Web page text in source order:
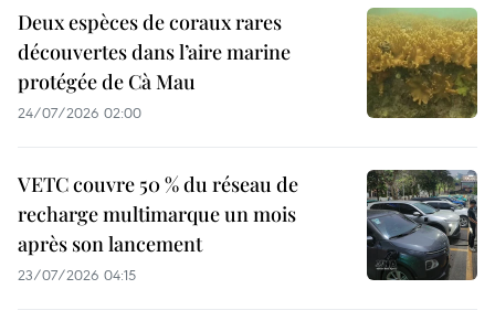
Deux espèces de coraux rares
découvertes dans l’aire marine
protégée de Cà Mau
24/07/2026 02:00
VETC couvre 50 % du réseau de
recharge multimarque un mois
après son lancement
23/07/2026 04:15